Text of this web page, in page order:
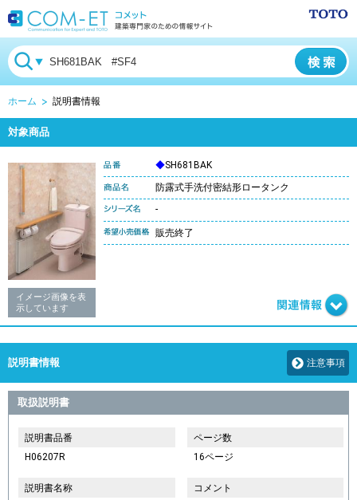
ホーム 説明書情報
対象商品
イメージ画像を表
示しています
◆SH681BAK
防露式手洗付密結形ロータンク
-
販売終了
説明書情報 注意事項
取扱説明書
説明書品番
H06207R
ページ数
16ページ
説明書名称
コメント